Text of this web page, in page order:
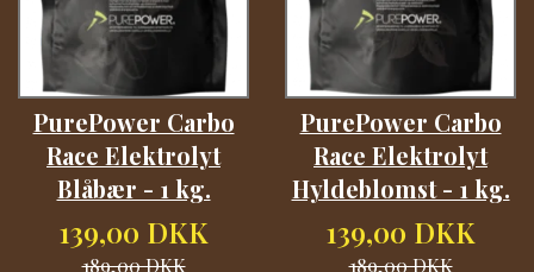
PurePower Carbo
Race Elektrolyt
Blåbær - 1 kg.
139,00 DKK
189,00 DKK
PurePower Carbo
Race Elektrolyt
Hyldeblomst - 1 kg.
139,00 DKK
189,00 DKK